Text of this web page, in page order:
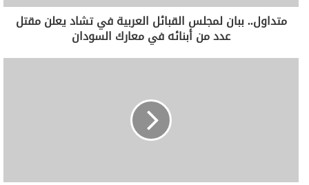
متداول.. ببان لمجلس القبائل العربية في تشاد يعلن مقتل
عدد من أبنائه في معارك السودان